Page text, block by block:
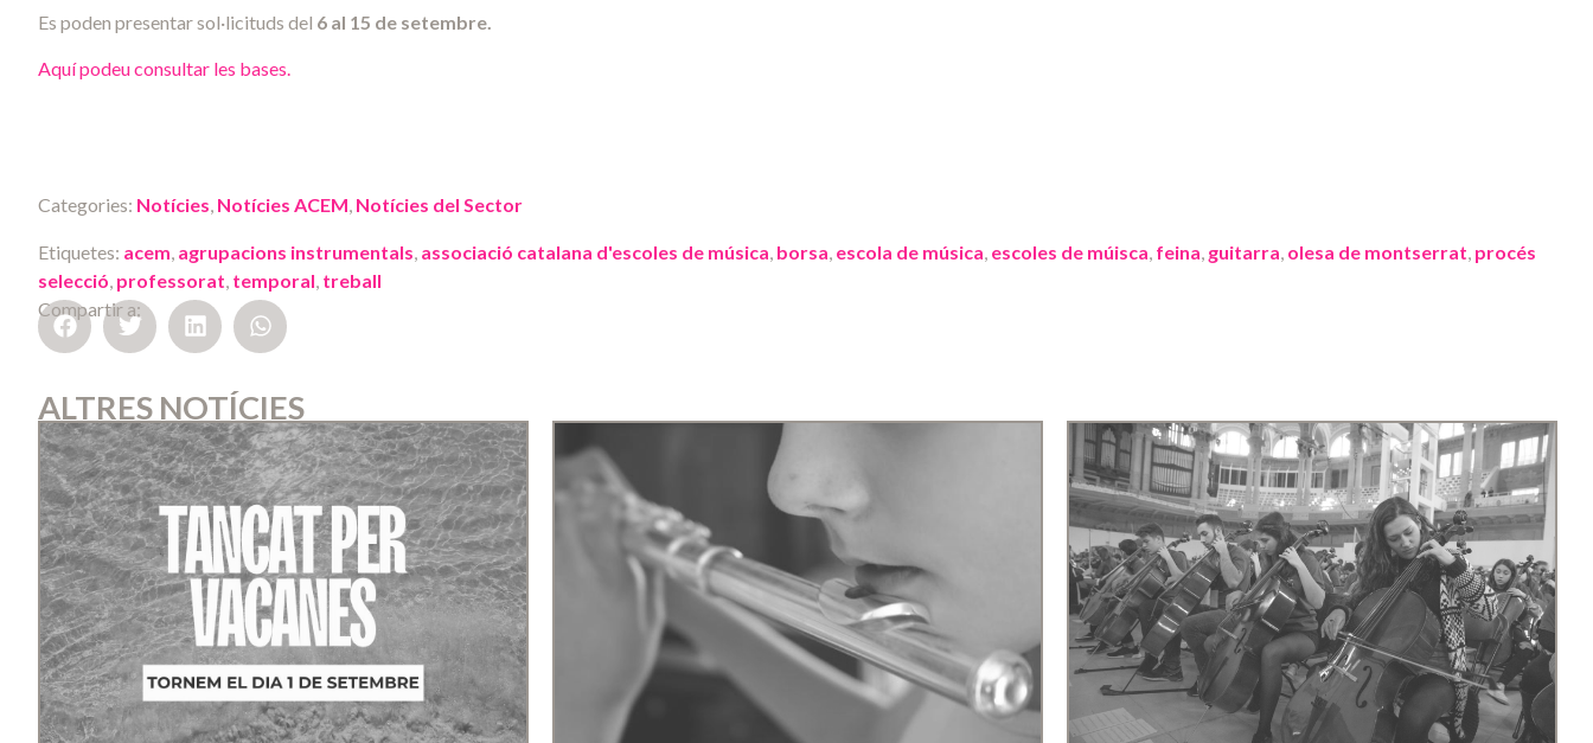
Es poden presentar sol·licituds del 6 al 15 de setembre.
Aquí podeu consultar les bases.
Categories: Notícies, Notícies ACEM, Notícies del Sector
Etiquetes: acem, agrupacions instrumentals, associació catalana d'escoles de música, borsa, escola de música, escoles de múisca, feina, guitarra, olesa de montserrat, procés
selecció, professorat, temporal, treball
Compartir a:
ALTRES NOTÍCIES